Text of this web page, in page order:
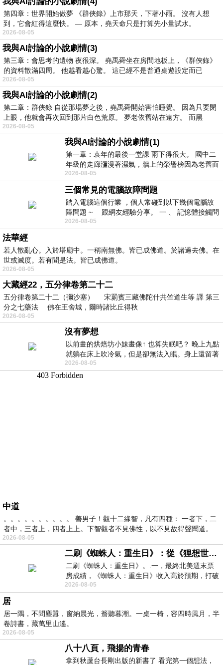
第四章：世界開始做夢 《群俠錄》上市那天，下著小雨。 沒有人想
到，它會紅得這麼快。 — 原本，堯天命只是打算先小量試水。
2026-08-05
我與AI討論的小說劇情(3)
第三章：會思考的遺物 夜很深。 堯禹舜坐在房間地板上，《群俠錄》
的資料散滿四周。 他越看越心驚。 這已經不是普通桌遊設定而已
2026-08-05
我與AI討論的小說劇情(2)
第二章：群俠錄 自從那場夢之後，堯禹舜開始害怕睡覺。 因為只要閉
上眼，他就會再次回到那片白色荒原。 夢老依舊站在遠方。 而黑
2026-08-05
我與AI討論的小說劇情(1)
第一章：袁年的最後一堂課 雨下得很大。 國中二
年級的走廊瀰漫著濕氣，牆上的榮譽榜因為老舊而
微微捲起。 堯禹舜站在辦公室外，手
2026-08-05
三個常見的電腦故障問題
踏入電腦這個行業 ，個人常碰到以下幾個電腦故
障問題 ~ 跟網友經驗分享。 一 、 記憶體接觸問
題 : 記憶體即
2026-08-05
法華經
若人散亂心。入於塔廟中。一稱南無佛。皆已成佛道。於諸過去佛。在
世或滅度。若有聞是法。皆已成佛道。
2026-08-05
大藏經22，五分律卷第二十二
五分律卷第二十二（彌沙塞） 宋罽賓三藏佛陀什共竺道生等 譯 第三
分之七藥法 佛在王舍城，爾時諸比丘得秋
2026-08-05
沒有夢想
以前畫的烘焙坊小妹畫像↑ 也算失眠吧？ 晚上九點
就躺在床上吹冷氣，但是卻無法入眠。身上還留著
四點多跑的六公里的疲
2026-08-05
中道
。。。。。。。。。。 善男子！觀十二緣智，凡有四種： 一者下，二
者中，三者上，四者上上。下智觀者不見佛性，以不見故得聲聞道。
2026-08-05
二刷《蜘蛛人：重生日》：從《狸想世界》到《怪奇物語》
二刷《蜘蛛人：重生日》。.一，最終北美週末票
房成績，《蜘蛛人：重生日》收入高於預期，打破
《復仇者聯盟：終局之戰》記錄，成為
2026-08-05
居
居一隅，不問塵囂，窗納晨光，簷聽暮潮。一桌一椅，容四時風月，半
卷詩書，藏萬里山遙。
2026-08-05
八十八頁，飛揚的青春
拿到秋蘆台長剛出版的新書了 看完第一個想法，